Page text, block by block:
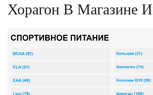
Хорагон В Магазине